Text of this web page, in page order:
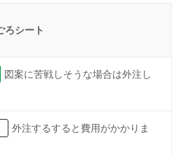
ろシート
図案に苦戦しそうな場合は外注し
外注するすると費用がかかりま